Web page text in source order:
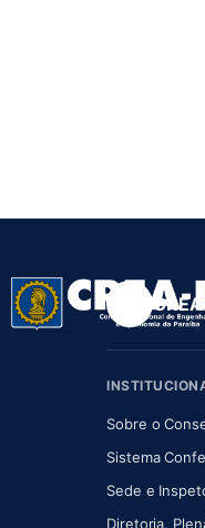
Sobre o
Sistema
Sede e
Diretoria,